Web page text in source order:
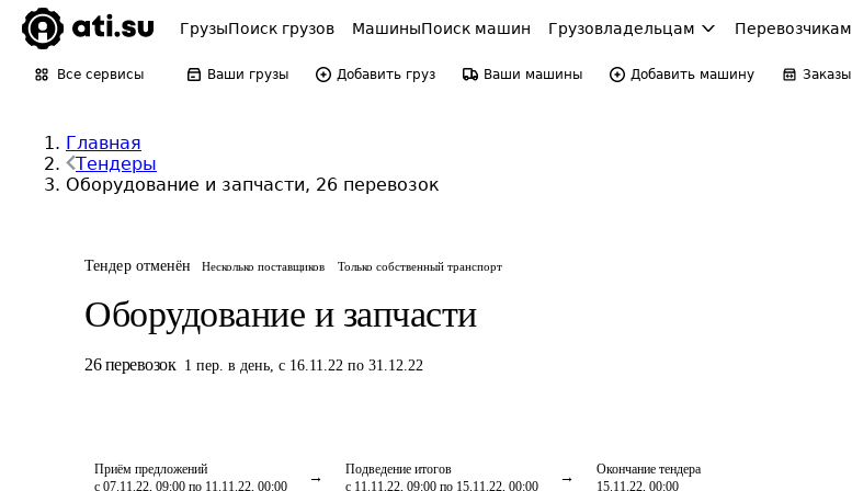
ГрузыПоиск грузов МашиныПоиск машин Грузовладельцам Перевозчикам
Все сервисы Ваши грузы Добавить груз Ваши машины Добавить машину Заказы
Главная
Тендеры
Оборудование и запчасти, 26 перевозок
Тендер отменён Несколько поставщиков Только собственный транспорт
Оборудование и запчасти
26 перевозок 1 пер. в день, с 16.11.22 по 31.12.22
Приём предложений
с 07.11.22, 09:00 по 11.11.22, 00:00
Подведение итогов
с 11.11.22, 09:00 по 15.11.22, 00:00
Окончание тендера
15.11.22, 00:00